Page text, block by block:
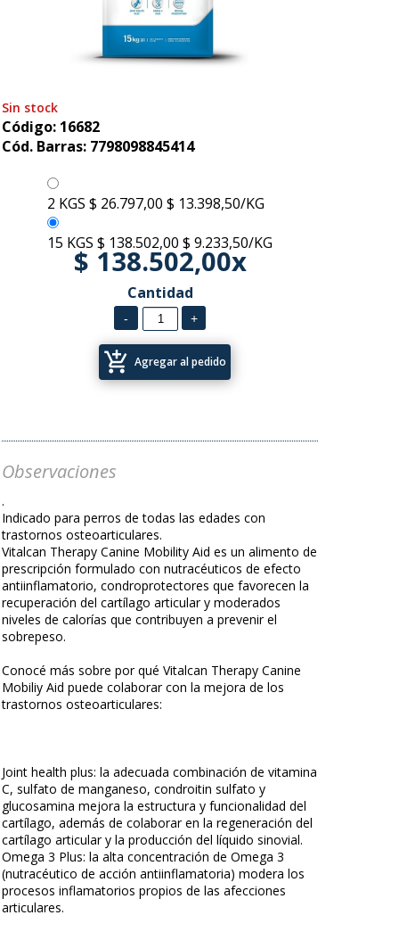
Sin stock
Código: 16682
Cód. Barras: 7798098845414
2 KGS $ 26.797,00 $ 13.398,50/KG
15 KGS $ 138.502,00 $ 9.233,50/KG
$ 138.502,00x
Cantidad
add_shopping_cart Agregar al pedido
Observaciones
.
Indicado para perros de todas las edades con
trastornos osteoarticulares.
Vitalcan Therapy Canine Mobility Aid es un alimento de
prescripción formulado con nutracéuticos de efecto
antiinflamatorio, condroprotectores que favorecen la
recuperación del cartílago articular y moderados
niveles de calorías que contribuyen a prevenir el
sobrepeso.
Conocé más sobre por qué Vitalcan Therapy Canine
Mobiliy Aid puede colaborar con la mejora de los
trastornos osteoarticulares:
Joint health plus: la adecuada combinación de vitamina
C, sulfato de manganeso, condroitin sulfato y
glucosamina mejora la estructura y funcionalidad del
cartílago, además de colaborar en la regeneración del
cartílago articular y la producción del líquido sinovial.
Omega 3 Plus: la alta concentración de Omega 3
(nutracéutico de acción antiinflamatoria) modera los
procesos inflamatorios propios de las afecciones
articulares.